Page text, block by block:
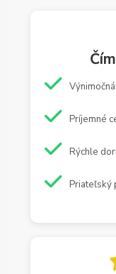
Príjemné
Rýchle
Priateľský